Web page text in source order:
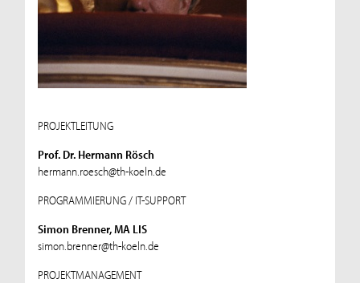
PROJEKTLEITUNG
Prof. Dr. Hermann Rösch
hermann.roesch@th-koeln.de
PROGRAMMIERUNG / IT-SUPPORT
Simon Brenner, MA LIS
simon.brenner@th-koeln.de
PROJEKTMANAGEMENT